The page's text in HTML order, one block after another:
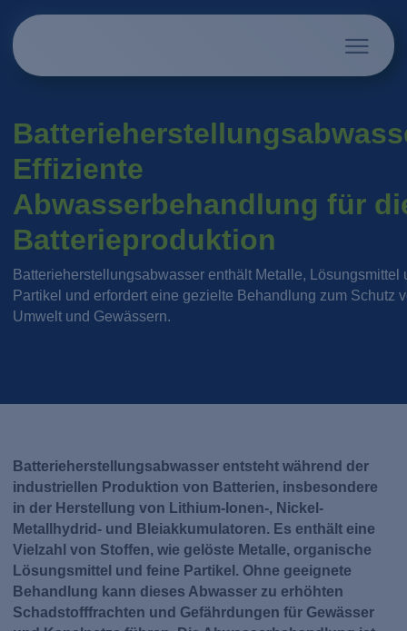
Effiziente
Abwasserbehandlung für
Batterieproduktion
Batterieherstellungsabwasser enthält Metalle, Lösungsmittel
Partikel und erfordert eine gezielte Behandlung zum Schutz
Umwelt und Gewässern.
Batterieherstellungsabwasser entsteht während der
industriellen Produktion von Batterien, insbesondere
in der Herstellung von Lithium-Ionen-, Nickel-
Metallhydrid- und Bleiakkumulatoren. Es enthält eine
Vielzahl von Stoffen, wie gelöste Metalle, organische
Lösungsmittel und feine Partikel. Ohne geeignete
Behandlung kann dieses Abwasser zu erhöhten
Schadstofffrachten und Gefährdungen für Gewässer